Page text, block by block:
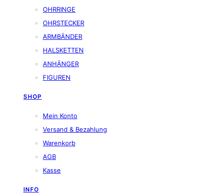
OHRRINGE
OHRSTECKER
ARMBÄNDER
HALSKETTEN
ANHÄNGER
FIGUREN
SHOP
Mein Konto
Versand & Bezahlung
Warenkorb
AGB
Kasse
INFO